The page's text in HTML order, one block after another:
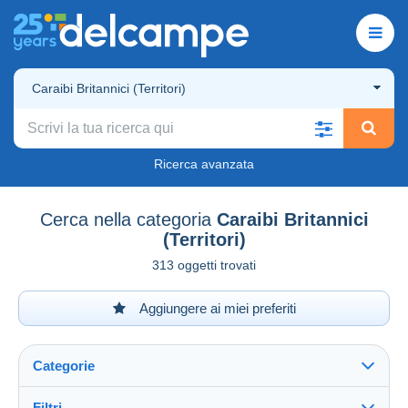
Caraibi Britannici (Territori)
Ricerca avanzata
Cerca nella categoria Caraibi Britannici
(Territori)
313 oggetti trovati
Aggiungere ai miei preferiti
Categorie